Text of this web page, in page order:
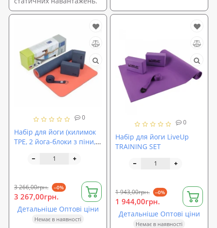
0
Набір для йоги (килимок
TPE, 2 йога-блоки з піни,
3 266,00грн. --0%
3 267,00грн.
Детальніше Оптові ціни
Немає в наявності
0
Набір для йоги LiveUp
TRAINING SET
1 943,00грн. --0%
1 944,00грн.
Детальніше Оптові ціни
Немає в наявності